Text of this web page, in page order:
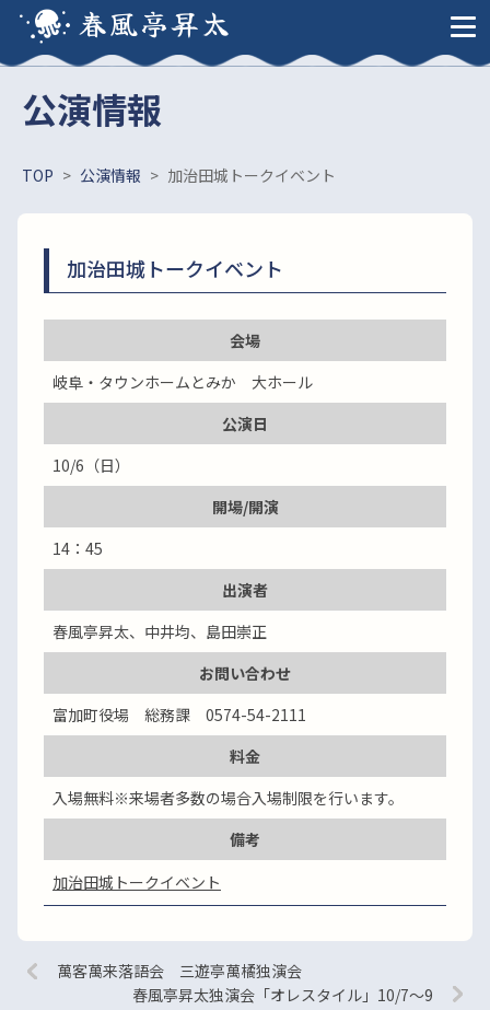
春風亭昇太
公演情報
TOP > 公演情報 > 加治田城トークイベント
加治田城トークイベント
会場
岐阜・タウンホームとみか 大ホール
公演日
10/6（日）
開場/開演
14：45
出演者
春風亭昇太、中井均、島田崇正
お問い合わせ
富加町役場 総務課 0574-54-2111
料金
入場無料※来場者多数の場合入場制限を行います。
備考
加治田城トークイベント
萬客萬来落語会 三遊亭萬橘独演会
春風亭昇太独演会「オレスタイル」10/7～9